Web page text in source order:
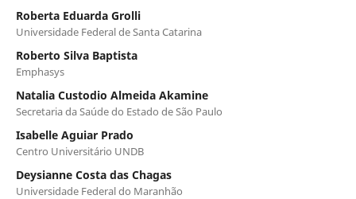
Roberta Eduarda Grolli
Universidade Federal de Santa Catarina
Roberto Silva Baptista
Emphasys
Natalia Custodio Almeida Akamine
Secretaria da Saúde do Estado de São Paulo
Isabelle Aguiar Prado
Centro Universitário UNDB
Deysianne Costa das Chagas
Universidade Federal do Maranhão